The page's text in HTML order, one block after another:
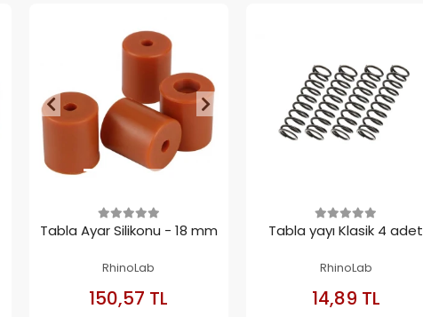
Tabla Ayar Silikonu - 18 mm
RhinoLab
150,57 TLSEPETE
EKLE
Tabla yayı Klasik 4 adet
RhinoLab
14,89 TLSEPETE
EKLE